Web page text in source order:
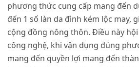
phương thức cung cấp mang đến
đến 1 số làn da đình kém lộc may,
cộng đồng nông thôn. Điều này
công nghệ, khi vận dụng đúng
mang đến quyền lợi mang đến